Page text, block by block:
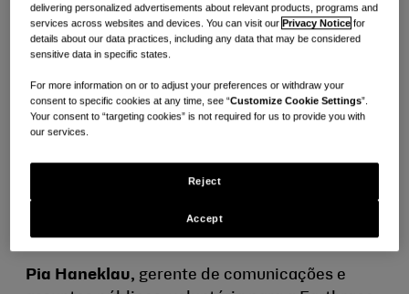
Pia Haneklau, gerente de comunicações e
delivering personalized advertisements about relevant products, programs and
services across websites and devices. You can visit ourPrivacy Notice for
details about our data practices, including any data that may be considered
sensitive data in specific states.
For more information on or to adjust your preferences or withdraw your
consent to specific cookies at any time, see “Customize Cookie Settings”.
Your consent to “targeting cookies” is not required for us to provide you with
our services.
Reject
Accept